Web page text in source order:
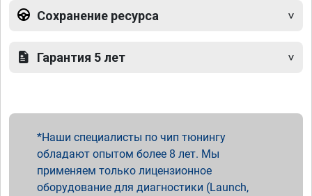
Сохранение ресурса
Гарантия 5 лет
Наши специалисты по чип тюнингу
обладают опытом более 8 лет. Мы
применяем только лицензионное
оборудование для диагностики (Launch,